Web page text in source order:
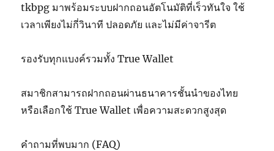
tkbpg มาพร้อมระบบฝากถอนอัตโนมัติที่เร็วทันใจ ใช้
เวลาเพียงไม่กี่วินาที ปลอดภัย และไม่มีค่าจารีต
รองรับทุกแบงค์รวมทั้ง True Wallet
สมาชิกสามารถฝากถอนผ่านธนาคารชั้นนำของไทย
หรือเลือกใช้ True Wallet เพื่อความสะดวกสูงสุด
คำถามที่พบมาก (FAQ)